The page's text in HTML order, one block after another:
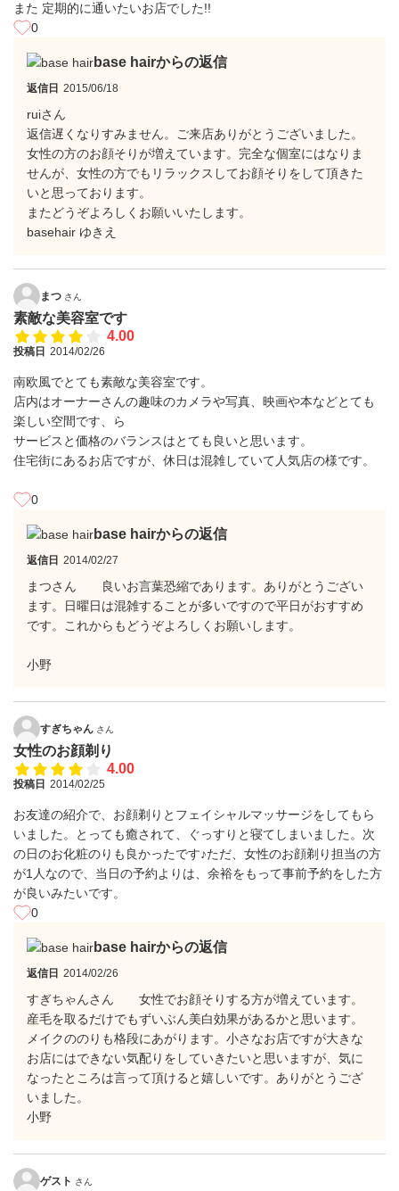
また 定期的に通いたいお店でした!!
0
base hairからの返信
返信日 2015/06/18
ruiさん
返信遅くなりすみません。ご来店ありがとうございました。
女性の方のお顔そりが増えています。完全な個室にはなりま
せんが、女性の方でもリラックスしてお顔そりをして頂きた
いと思っております。
またどうぞよろしくお願いいたします。
basehair ゆきえ
まつ さん
素敵な美容室です
4.00
投稿日 2014/02/26
南欧風でとても素敵な美容室です。
店内はオーナーさんの趣味のカメラや写真、映画や本などとても
楽しい空間です、ら
サービスと価格のバランスはとても良いと思います。
住宅街にあるお店ですが、休日は混雑していて人気店の様です。
0
base hairからの返信
返信日 2014/02/27
まつさん 良いお言葉恐縮であります。ありがとうござい
ます。日曜日は混雑することが多いですので平日がおすすめ
です。これからもどうぞよろしくお願いします。
小野
すぎちゃん さん
女性のお顔剃り
4.00
投稿日 2014/02/25
お友達の紹介で、お顔剃りとフェイシャルマッサージをしてもら
いました。とっても癒されて、ぐっすりと寝てしまいました。次
の日のお化粧のりも良かったです♪ただ、女性のお顔剃り担当の方
が1人なので、当日の予約よりは、余裕をもって事前予約をした方
が良いみたいです。
0
base hairからの返信
返信日 2014/02/26
すぎちゃんさん 女性でお顔そりする方が増えています。
産毛を取るだけでもずいぶん美白効果があるかと思います。
メイクののりも格段にあがります。小さなお店ですが大きな
お店にはできない気配りをしていきたいと思いますが、気に
なったところは言って頂けると嬉しいです。ありがとうござ
いました。
小野
ゲスト さん